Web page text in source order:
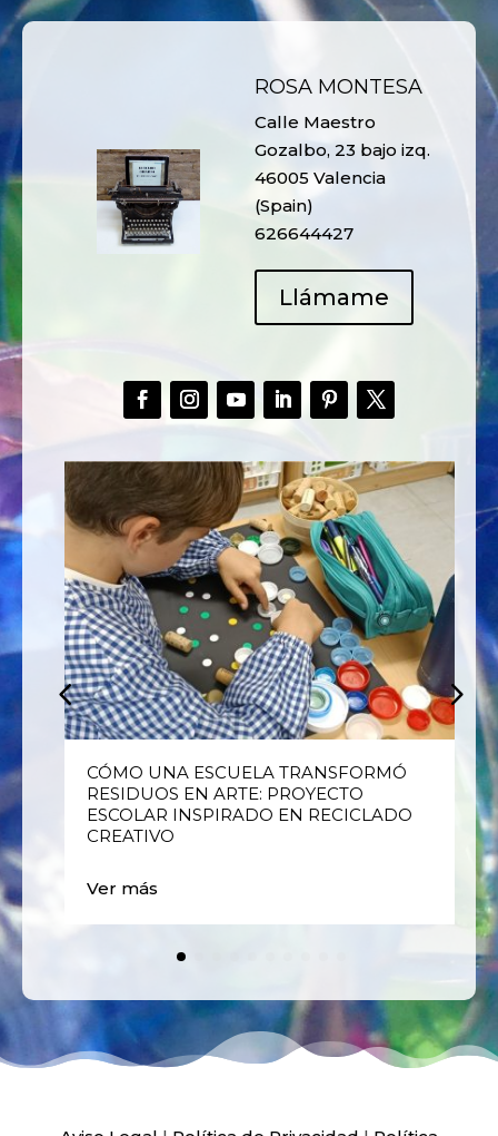
ROSA MONTESA
Calle Maestro
Gozalbo, 23 bajo izq.
46005 Valencia
(Spain)
626644427
Llámame
CÓMO UNA ESCUELA TRANSFORMÓ
RESIDUOS EN ARTE: PROYECTO
ESCOLAR INSPIRADO EN RECICLADO
CREATIVO
Ver más